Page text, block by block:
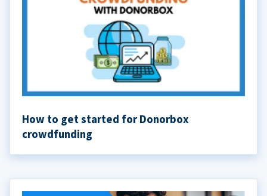
How to get started for Donorbox
crowdfunding